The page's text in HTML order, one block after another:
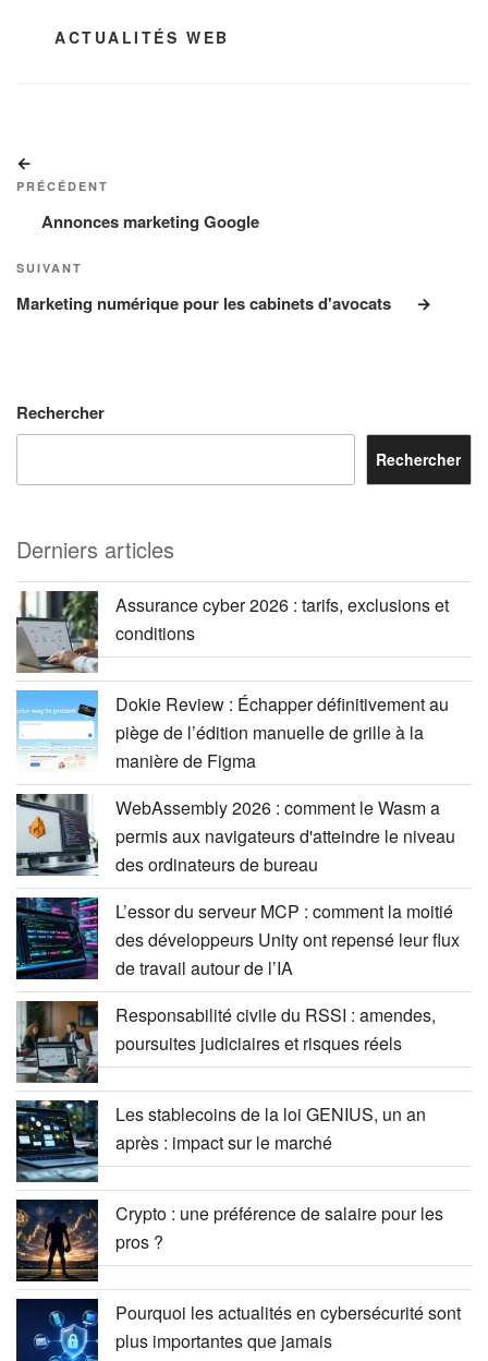
CATÉGORIES
ACTUALITÉS WEB
de
l’article
précédent
PRÉCÉDENT
Annonces marketing Google
Article
suivant
SUIVANT
Marketing numérique pour les cabinets d'avocats
Rechercher
Rechercher
Derniers articles
Assurance cyber 2026 : tarifs, exclusions et
conditions
Dokie Review : Échapper définitivement au
piège de l’édition manuelle de grille à la
manière de Figma
WebAssembly 2026 : comment le Wasm a
permis aux navigateurs d'atteindre le niveau
des ordinateurs de bureau
L’essor du serveur MCP : comment la moitié
des développeurs Unity ont repensé leur flux
de travail autour de l’IA
Responsabilité civile du RSSI : amendes,
poursuites judiciaires et risques réels
Les stablecoins de la loi GENIUS, un an
après : impact sur le marché
Crypto : une préférence de salaire pour les
pros ?
Pourquoi les actualités en cybersécurité sont
plus importantes que jamais